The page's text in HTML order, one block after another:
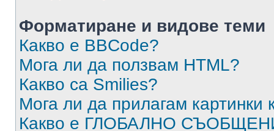
Форматиране и видове теми
Какво е BBCode?
Мога ли да ползвам HTML?
Какво са Smilies?
Мога ли да прилагам
Какво е ГЛОБАЛНО